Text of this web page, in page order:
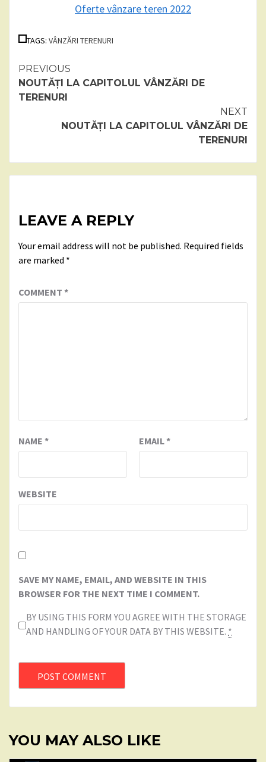
Oferte vânzare teren 2022
TAGS: VÂNZĂRI TERENURI
Continue
Reading
PREVIOUS
NOUTĂȚI LA CAPITOLUL VÂNZĂRI DE
TERENURI
NEXT
NOUTĂȚI LA CAPITOLUL VÂNZĂRI DE
TERENURI
LEAVE A REPLY
Your email address will not be published. Required fields
are marked *
COMMENT *
NAME * EMAIL*
WEBSITE
SAVE MY NAME, EMAIL, AND WEBSITE IN THIS
BROWSER FOR THE NEXT TIME I COMMENT.
BY USING THIS FORM YOU AGREE WITH THE STORAGE
AND HANDLING OF YOUR DATA BY THIS WEBSITE. *
YOU MAY ALSO LIKE